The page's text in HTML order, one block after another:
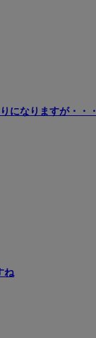
になりますが・・・
ね